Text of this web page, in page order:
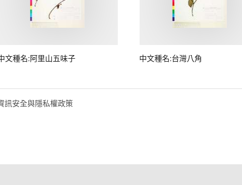
文種名:阿里山五味子 中文種名:台灣八角
訊安全與隱私權政策